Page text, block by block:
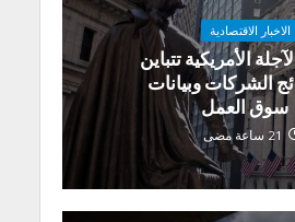
الاخبار الاقتصادية
الأمريكية تتباين
الشركات وبيانات
سوق العمل
21 ساعة مضى